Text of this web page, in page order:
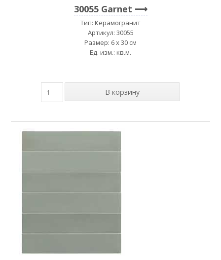
30055 Garnet
Тип: Керамогранит
Артикул: 30055
Размер: 6 x 30 см
Ед. изм.: кв.м.